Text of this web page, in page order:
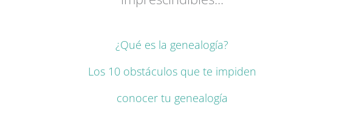
¿Qué es la genealogía?
Los 10 obstáculos que te impiden
conocer tu genealogía